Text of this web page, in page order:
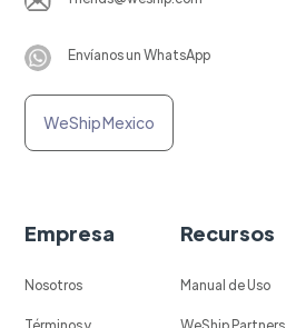
Envíanos un WhatsApp
WeShip Mexico
Empresa
Nosotros
Recursos
Manual de Uso